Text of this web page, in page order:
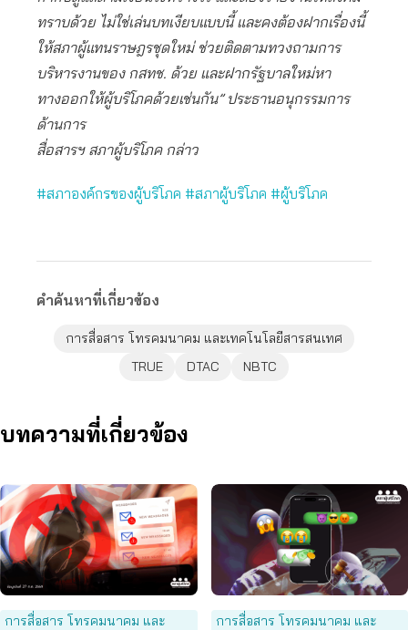
ทราบด้วย ไม่ใช่เล่นบทเงียบแบบนี้ และคงต้องฝากเรื่องนี้
ให้สภาผู้แทนราษฎรชุดใหม่ ช่วยติดตามทวงถามการ
บริหารงานของ กสทช. ด้วย และฝากรัฐบาลใหม่หา
ทางออกให้ผู้บริโภคด้วยเช่นกัน” ประธานอนุกรรมการ
ด้านการ
สื่อสารฯ สภาผู้บริโภค กล่าว
#สภาองค์กรของผู้บริโภค #สภาผู้บริโภค #ผู้บริโภค
คำค้นหาที่เกี่ยวข้อง
การสื่อสาร โทรคมนาคม และเทคโนโลยีสารสนเทศ
TRUE
DTAC NBTC
บทความที่เกี่ยวข้อง
การสื่อสาร โทรคมนาคม และ
การสื่อสาร โทรคมนาคม และ